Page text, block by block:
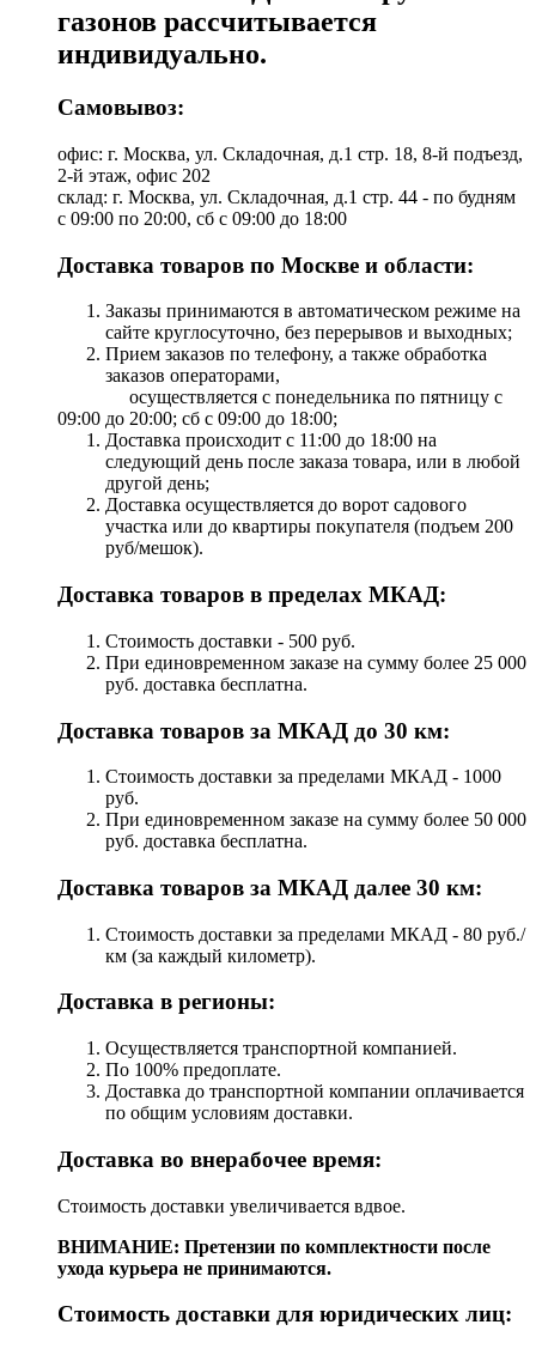
газонов рассчитывается
индивидуально.
Самовывоз:
офис: г. Москва, ул. Складочная, д.1 стр. 18, 8-й подъезд,
2-й этаж, офис 202
склад: г. Москва, ул. Складочная, д.1 стр. 44 - по будням
с 09:00 по 20:00, сб с 09:00 до 18:00
Доставка товаров по Москве и области:
Заказы принимаются в автоматическом режиме на
сайте круглосуточно, без перерывов и выходных;
Прием заказов по телефону, а также обработка
заказов операторами,
осуществляется с понедельника по пятницу с
09:00 до 20:00; сб с 09:00 до 18:00;
Доставка происходит с 11:00 до 18:00 на
следующий день после заказа товара, или в любой
другой день;
Доставка осуществляется до ворот садового
участка или до квартиры покупателя (подъем 200
руб/мешок).
Доставка товаров в пределах МКАД:
Стоимость доставки - 500 руб.
При единовременном заказе на сумму более 25 000
руб. доставка бесплатна.
Доставка товаров за МКАД до 30 км:
Стоимость доставки за пределами МКАД - 1000
руб.
При единовременном заказе на сумму более 50 000
руб. доставка бесплатна.
Доставка товаров за МКАД далее 30 км:
Стоимость доставки за пределами МКАД - 80 руб./
км (за каждый километр).
Доставка в регионы:
Осуществляется транспортной компанией.
По 100% предоплате.
Доставка до транспортной компании оплачивается
по общим условиям доставки.
Доставка во внерабочее время:
Стоимость доставки увеличивается вдвое.
ВНИМАНИЕ: Претензии по комплектности после
ухода курьера не принимаются.
Стоимость доставки для юридических лиц: